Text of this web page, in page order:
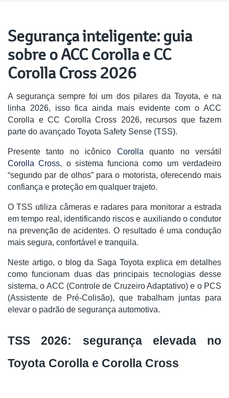
Segurança inteligente: guia
sobre o ACC Corolla e CC
Corolla Cross 2026
A segurança sempre foi um dos pilares da Toyota, e na
linha 2026, isso fica ainda mais evidente com o ACC
Corolla e CC Corolla Cross 2026, recursos que fazem
parte do avançado Toyota Safety Sense (TSS).
Presente tanto no icônico Corolla quanto no versátil
Corolla Cross, o sistema funciona como um verdadeiro
“segundo par de olhos” para o motorista, oferecendo mais
confiança e proteção em qualquer trajeto.
O TSS utiliza câmeras e radares para monitorar a estrada
em tempo real, identificando riscos e auxiliando o condutor
na prevenção de acidentes. O resultado é uma condução
mais segura, confortável e tranquila.
Neste artigo, o blog da Saga Toyota explica em detalhes
como funcionam duas das principais tecnologias desse
sistema, o ACC (Controle de Cruzeiro Adaptativo) e o PCS
(Assistente de Pré-Colisão), que trabalham juntas para
elevar o padrão de segurança automotiva.
TSS 2026: segurança elevada no
Toyota Corolla e Corolla Cross